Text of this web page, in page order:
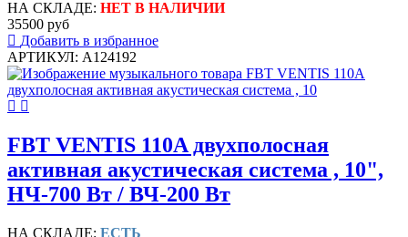
НА СКЛАДЕ: НЕТ В НАЛИЧИИ
35500 руб
Добавить в избранное
АРТИКУЛ: A124192
FBT VENTIS 110A двухполосная
активная акустическая система , 10",
НЧ-700 Вт / ВЧ-200 Вт
НА СКЛАДЕ: ЕСТЬ